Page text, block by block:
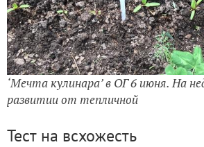
‘Мечта кулинара’ в ОГ 6 июня. На
развитии от тепличной
Тест на всхожесть